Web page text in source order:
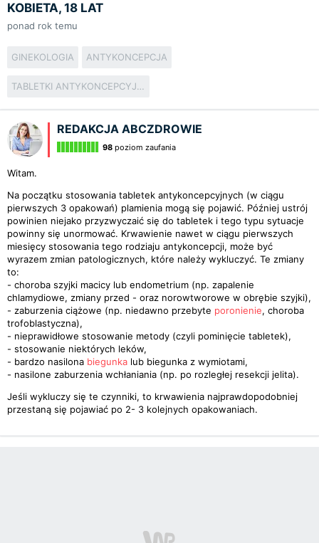
KOBIETA, 18 LAT
ponad rok temu
GINEKOLOGIA ANTYKONCEPCJA
TABLETKI ANTYKONCEPCYJNE
REDAKCJA ABCZDROWIE
98 poziom zaufania
Witam.
Na początku stosowania tabletek antykoncepcyjnych (w ciągu
pierwszych 3 opakowań) plamienia mogą się pojawić. Później ustrój
powinien niejako przyzwyczaić się do tabletek i tego typu sytuacje
powinny się unormować. Krwawienie nawet w ciągu pierwszych
miesięcy stosowania tego rodziaju antykoncepcji, może być
wyrazem zmian patologicznych, które należy wykluczyć. Te zmiany
to:
- choroba szyjki macicy lub endometrium (np. zapalenie
chlamydiowe, zmiany przed - oraz norowtworowe w obrębie szyjki),
- zaburzenia ciążowe (np. niedawno przebyte poronienie, choroba
trofoblastyczna),
- nieprawidłowe stosowanie metody (czyli pominięcie tabletek),
- stosowanie niektórych leków,
- bardzo nasilona biegunka lub biegunka z wymiotami,
- nasilone zaburzenia wchłaniania (np. po rozległej resekcji jelita).
Jeśli wykluczy się te czynniki, to krwawienia najprawdopodobniej
przestaną się pojawiać po 2- 3 kolejnych opakowaniach.